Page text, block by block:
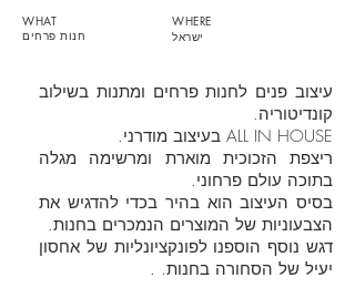
עיצוב פנים לחנות פרחים ומתנות בשילוב
קונדיטוריה.
ALL IN HOUSE בעיצוב מודרני.
ריצפת הזכוכית מוארת ומרשימה מגלה
בתוכה עולם פרחוני.
בסיס העיצוב הוא בהיר בכדי להדגיש את
הצבעוניות של המוצרים הנמכרים בחנות.
דגש נוסף הוספנו לפונקציונליות של אחסון
יעיל של הסחורה בחנות. .
WHAT
חנות פרחים
WHERE
ישראל